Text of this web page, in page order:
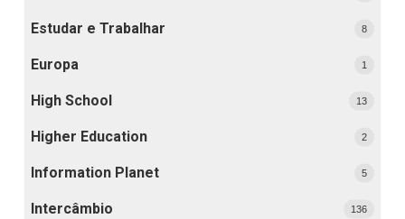
Estudar e Trabalhar 8
Europa 1
High School 13
Higher Education 2
Information Planet 5
Intercâmbio 136